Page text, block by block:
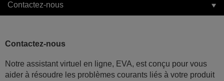
Contactez-nous
Contactez-nous
Notre assistant virtuel en ligne, EVA, est conçu pour vous
aider à résoudre les problèmes courants liés à votre produit